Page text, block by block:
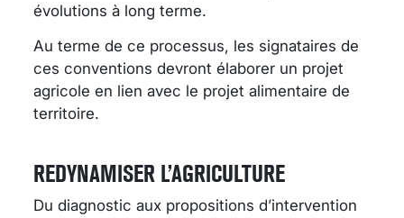
évolutions à long terme.
Au terme de ce processus, les signataires de
ces conventions devront élaborer un projet
agricole en lien avec le projet alimentaire de
territoire.
REDYNAMISER L’AGRICULTURE
Du diagnostic aux propositions d’intervention